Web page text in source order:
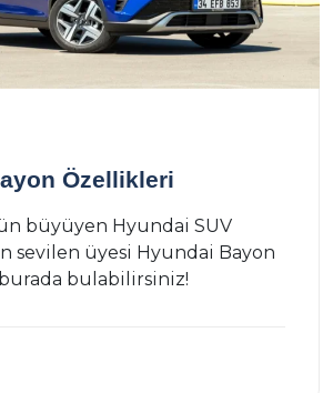
Özellikleri
büyüyen Hyundai SUV
sevilen üyesi Hyundai Bayon
bulabilirsiniz!